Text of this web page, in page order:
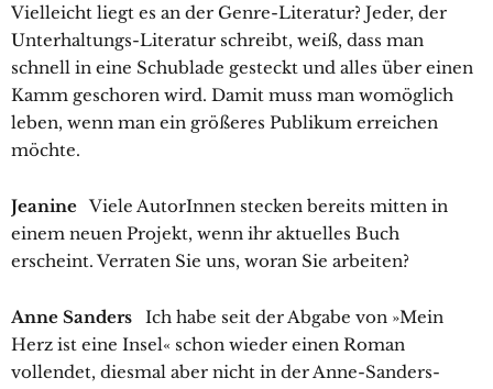
Vielleicht liegt es an der Genre-Literatur? Jeder, der
Unterhaltungs-Literatur schreibt, weiß, dass man
schnell in eine Schublade gesteckt und alles über einen
Kamm geschoren wird. Damit muss man womöglich
leben, wenn man ein größeres Publikum erreichen
möchte.
Jeanine Viele AutorInnen stecken bereits mitten in
einem neuen Projekt, wenn ihr aktuelles Buch
erscheint. Verraten Sie uns, woran Sie arbeiten?
Anne Sanders Ich habe seit der Abgabe von »Mein
Herz ist eine Insel« schon wieder einen Roman
vollendet, diesmal aber nicht in der Anne-Sanders-